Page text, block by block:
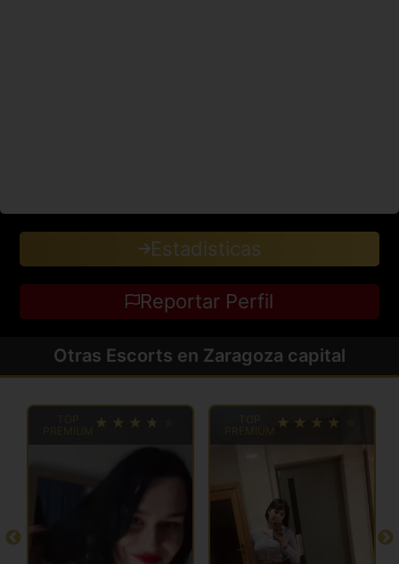
Estadisticas
Reportar Perfil
Otras Escorts en Zaragoza capital